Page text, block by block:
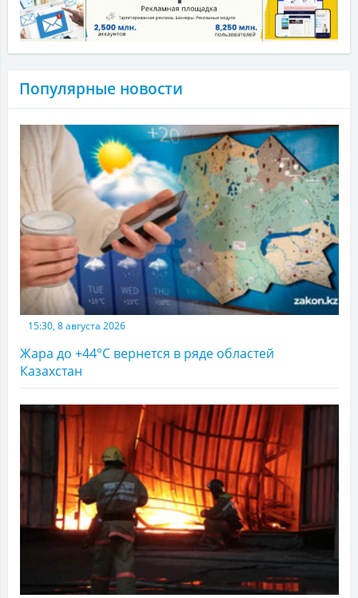
Популярные новости
15:30, 8 августа 2026
Жара до +44°С вернется в ряде областей
Казахстан